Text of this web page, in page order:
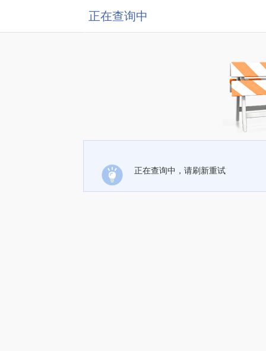
正在查询中
正在查询中，请刷新重试